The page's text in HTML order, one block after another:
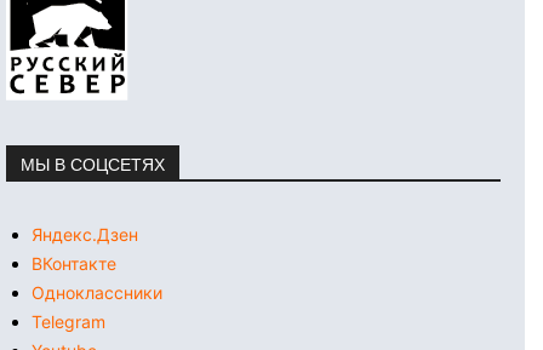
МЫ В СОЦСЕТЯХ
Яндекс.Дзен
ВКонтакте
Одноклассники
Telegram